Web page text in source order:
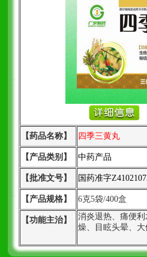
【药品名称】 四季三黄丸
【产品类别】 中药产品
【批准文号】 国药准字
【产品规格】 6克5袋/400盒
【功能主治】
消炎退热、痛便
燥、目眩头晕、大